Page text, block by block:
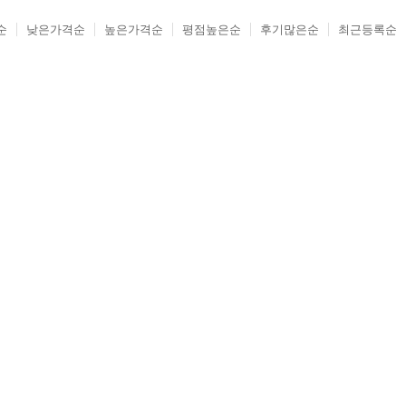
낮은가격순 높은가격순 평점높은순 후기많은순 최근등록순